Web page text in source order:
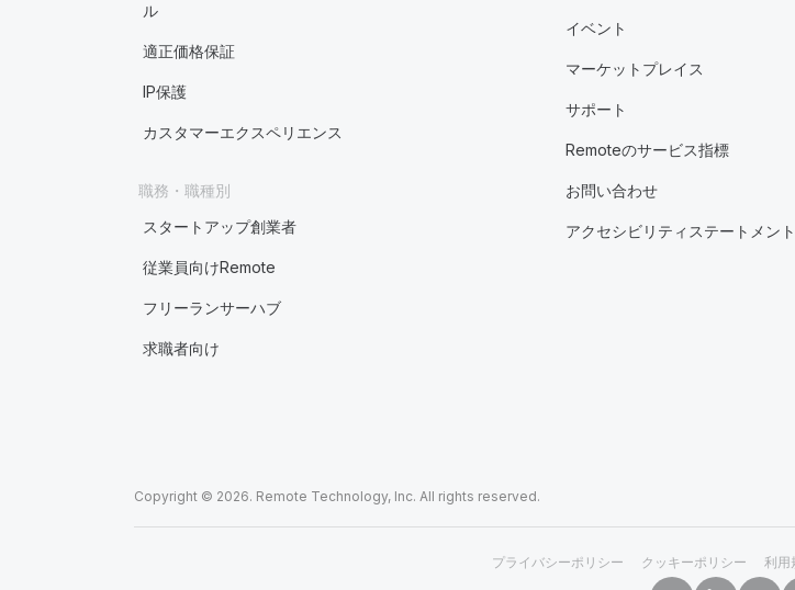
ル
適正価格保証
IP保護
カスタマーエクスペリエンス
職務・職種別
スタートアップ創業者
従業員向けRemote
フリーランサーハブ
求職者向け
イベント
マーケットプレイス
サポート
Remoteのサービス指標
お問い合わせ
アクセシビリティステートメント
Copyright © 2026. Remote Technology, Inc. All rights reserved.
プライバシーポリシー クッキーポリシー 利用